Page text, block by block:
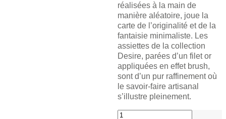
réalisées à la main de
manière aléatoire, joue la
carte de l’originalité et de la
fantaisie minimaliste. Les
assiettes de la collection
Desire, parées d’un filet or
appliquées en effet brush,
sont d’un pur raffinement où
le savoir-faire artisanal
s’illustre pleinement.
Desire